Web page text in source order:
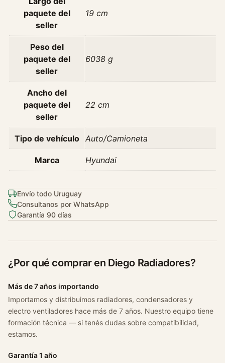
paquete del
seller
19 cm
Peso del
paquete del
seller
6038 g
Ancho del
paquete del
seller
22 cm
Tipo de vehículo Auto/Camioneta
Marca Hyundai
Envío todo Uruguay
Consultanos por WhatsApp
Garantía 90 días
¿Por qué comprar en Diego Radiadores?
Más de 7 años importando
Importamos y distribuimos radiadores, condensadores y
electro ventiladores hace más de 7 años. Nuestro equipo tiene
formación técnica — si tenés dudas sobre compatibilidad,
estamos.
Garantía 1 año